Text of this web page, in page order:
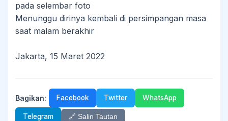
pada selembar foto
Menunggu dirinya kembali di persimpangan masa
saat malam berakhir
Jakarta, 15 Maret 2022
Bagikan: Facebook Twitter WhatsApp
Telegram 🔗 Salin Tautan